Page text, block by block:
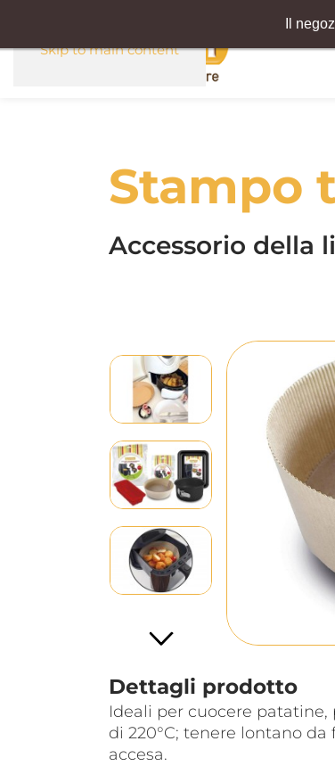
Skip to main content
Stampo
Accessorio della
Dettagli prodotto
Ideali per cuocere
di 220°C; tenere lontano
accesa.
Il